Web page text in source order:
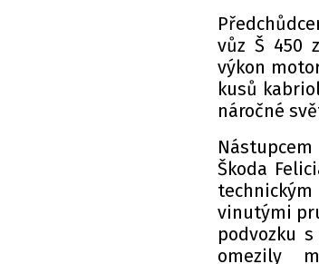
vůz Š 450
výkon
kusů
náročné
Škoda
vinutými
podvozku
omezily